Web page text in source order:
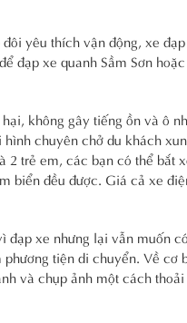
yêu thích vận động, xe
đạp xe quanh Sầm Sơn
không gây tiếng ồn và ô
chuyên chở du khách
2 trẻ em, các bạn có thể
biển đều được. Giá cả xe
đạp xe nhưng lại vẫn muốn
tiện di chuyển. Về
và chụp ảnh một cách